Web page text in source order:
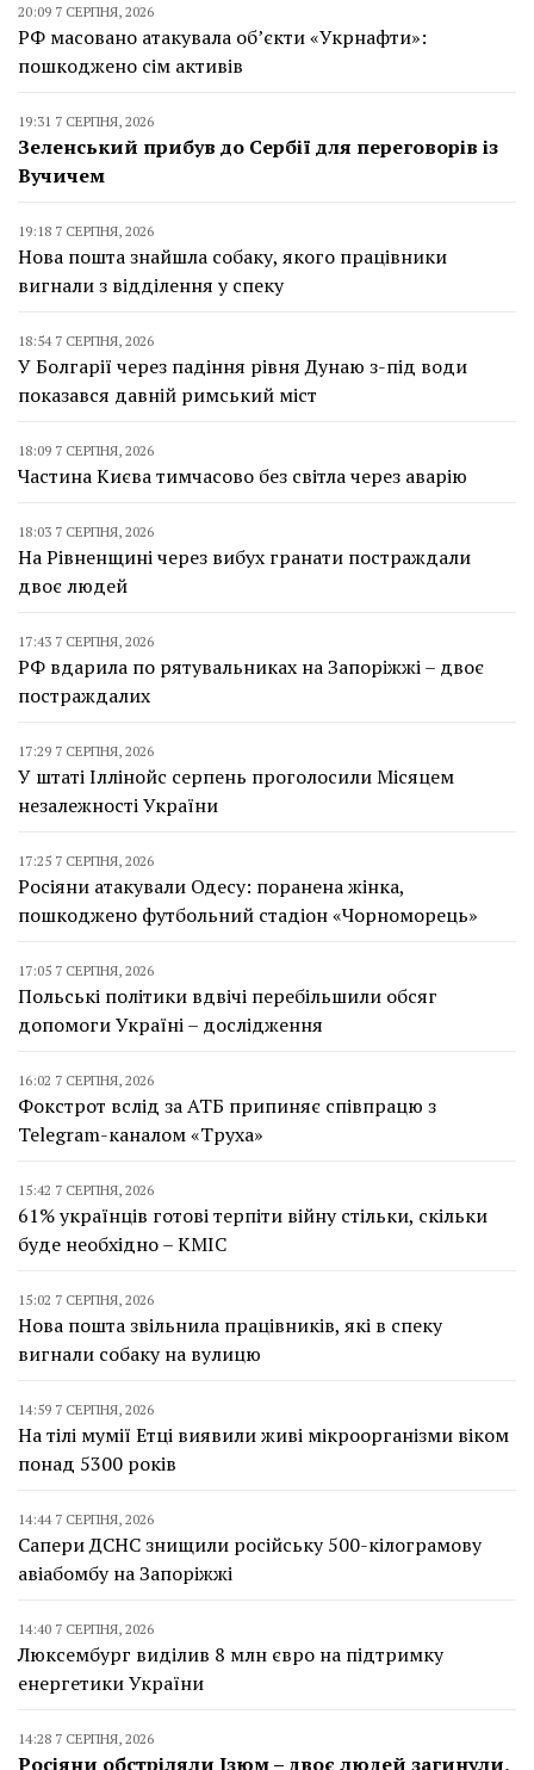
20:09 7 СЕРПНЯ, 2026
РФ масовано атакувала об’єкти «Укрнафти»:
пошкоджено сім активів
19:31 7 СЕРПНЯ, 2026
Зеленський прибув до Сербії для переговорів із
Вучичем
19:18 7 СЕРПНЯ, 2026
Нова пошта знайшла собаку, якого працівники
вигнали з відділення у спеку
18:54 7 СЕРПНЯ, 2026
У Болгарії через падіння рівня Дунаю з-під води
показався давній римський міст
18:09 7 СЕРПНЯ, 2026
Частина Києва тимчасово без світла через аварію
18:03 7 СЕРПНЯ, 2026
На Рівненщині через вибух гранати постраждали
двоє людей
17:43 7 СЕРПНЯ, 2026
РФ вдарила по рятувальниках на Запоріжжі – двоє
постраждалих
17:29 7 СЕРПНЯ, 2026
У штаті Іллінойс серпень проголосили Місяцем
незалежності України
17:25 7 СЕРПНЯ, 2026
Росіяни атакували Одесу: поранена жінка,
пошкоджено футбольний стадіон «Чорноморець»
17:05 7 СЕРПНЯ, 2026
Польські політики вдвічі перебільшили обсяг
допомоги Україні – дослідження
16:02 7 СЕРПНЯ, 2026
Фокстрот вслід за АТБ припиняє співпрацю з
Telegram-каналом «Труха»
15:42 7 СЕРПНЯ, 2026
61% українців готові терпіти війну стільки, скільки
буде необхідно – КМІС
15:02 7 СЕРПНЯ, 2026
Нова пошта звільнила працівників, які в спеку
вигнали собаку на вулицю
14:59 7 СЕРПНЯ, 2026
На тілі мумії Етці виявили живі мікроорганізми віком
понад 5300 років
14:44 7 СЕРПНЯ, 2026
Сапери ДСНС знищили російську 500-кілограмову
авіабомбу на Запоріжжі
14:40 7 СЕРПНЯ, 2026
Люксембург виділив 8 млн євро на підтримку
енергетики України
14:28 7 СЕРПНЯ, 2026
Росіяни обстріляли Ізюм – двоє людей загинули,